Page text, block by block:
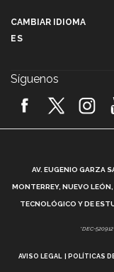
2026!
¿Cómo
Vida
CAMBIAR IDIOMA
ES
Síguenos
AV. EUGENIO GARZA
MONTERREY, NUEVO
TECNOLÓGICO Y DE
*DEC-
AVISO LEGAL POLÍTICAS